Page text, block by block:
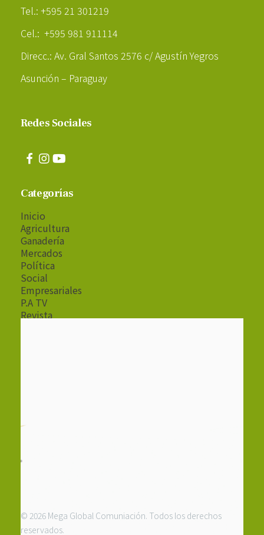
Tel.: +595 21 301219
Cel.: +595 981 911114
Direcc.: Av. Gral Santos 2576 c/ Agustín Yegros
Asunción – Paraguay
Redes Sociales
Categorías
Inicio
Agricultura
Ganadería
Mercados
Política
Social
Empresariales
P.A TV
Revista
© 2026 Mega Global Comuniación. Todos los derechos
reservados.